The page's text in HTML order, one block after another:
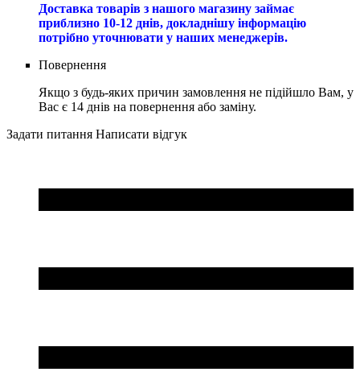
Доставка товарів з нашого магазину займає
приблизно 10-12 днів, докладнішу інформацію
потрібно уточнювати у наших менеджерів.
Повернення
Якщо з будь-яких причин замовлення не підійшло Вам, у
Вас є 14 днів на повернення або заміну.
Задати питання Написати відгук